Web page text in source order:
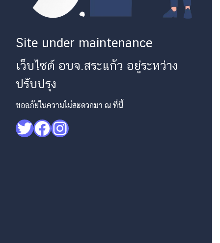
Site under maintenance
เว็บไซต์ อบจ.สระแก้ว อยู่ระหว่าง
ปรับปรุง
ขออภัยในความไม่สะดวกมา ณ ที่นี้
Twitter
Facebook
Instagram